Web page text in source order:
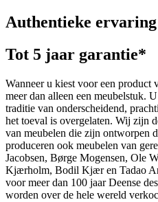
Authentieke ervaring
Tot 5 jaar garantie*
Wanneer u kiest voor een
meer dan alleen een meubelstuk.
traditie van onderscheidend,
het toeval is overgelaten. Wij zijn
van meubelen die zijn ontworpen
produceren ook meubelen van
Jacobsen, Børge Mogensen, Ole
Kjærholm, Bodil Kjær en Tadao
voor meer dan 100 jaar Deense
worden over de hele wereld